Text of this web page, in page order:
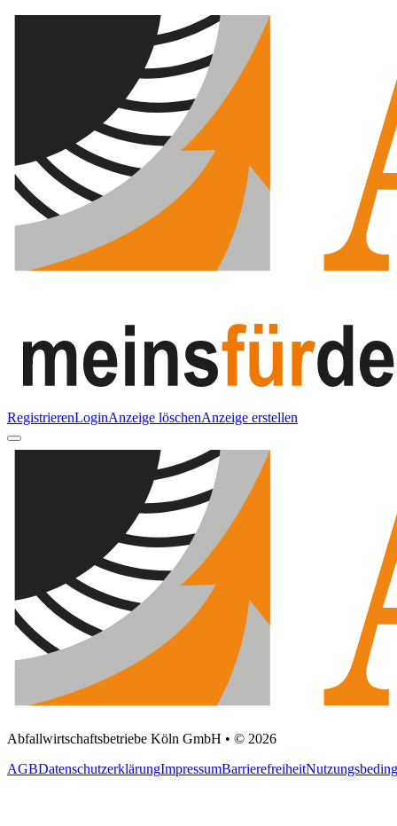
RegistrierenLoginAnzeige löschenAnzeige erstellen
Abfallwirtschaftsbetriebe Köln GmbH • © 2026
AGBDatenschutzerklärungImpressumBarrierefreiheit